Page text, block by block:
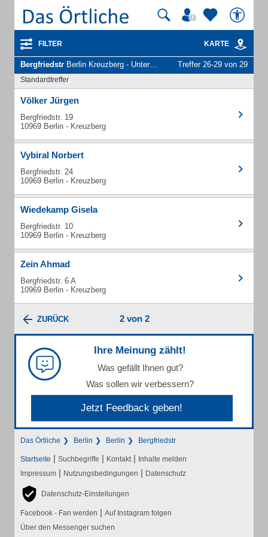
FILTER KARTE
Bergfriedstr Berlin Kreuzberg - Unternehmen und Personen Treffer 26-29 von 29
Standardtreffer
Völker Jürgen
Bergfriedstr. 19
10969 Berlin - Kreuzberg
Vybiral Norbert
Bergfriedstr. 24
10969 Berlin - Kreuzberg
Wiedekamp Gisela
Bergfriedstr. 10
10969 Berlin - Kreuzberg
Zein Ahmad
Bergfriedstr. 6 A
10969 Berlin - Kreuzberg
ZURÜCK 2 von 2
Ihre Meinung zählt!
Was gefällt Ihnen gut?
Was sollen wir verbessern?
Jetzt Feedback geben!
Das Örtliche Berlin Berlin Bergfriedstr
Startseite | Suchbegriffe | Kontakt | Inhalte melden
Impressum | Nutzungsbedingungen | Datenschutz
Datenschutz-Einstellungen
Facebook - Fan werden | Auf Instagram folgen
Über den Messenger suchen